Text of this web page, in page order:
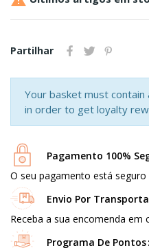
Partilhar
Your basket must
in order to get loyalty
Pagamento 100%
O seu pagamento está seguro
Envio Por
Receba a sua encomenda em
Programa De Pontos